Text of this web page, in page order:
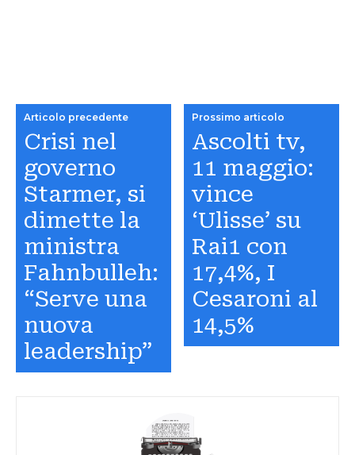
Articolo precedente
Crisi nel
governo
Starmer, si
dimette la
ministra
Fahnbulleh:
“Serve una
nuova
leadership”
Prossimo articolo
Ascolti tv,
11 maggio:
vince
‘Ulisse’ su
Rai1 con
17,4%, I
Cesaroni al
14,5%